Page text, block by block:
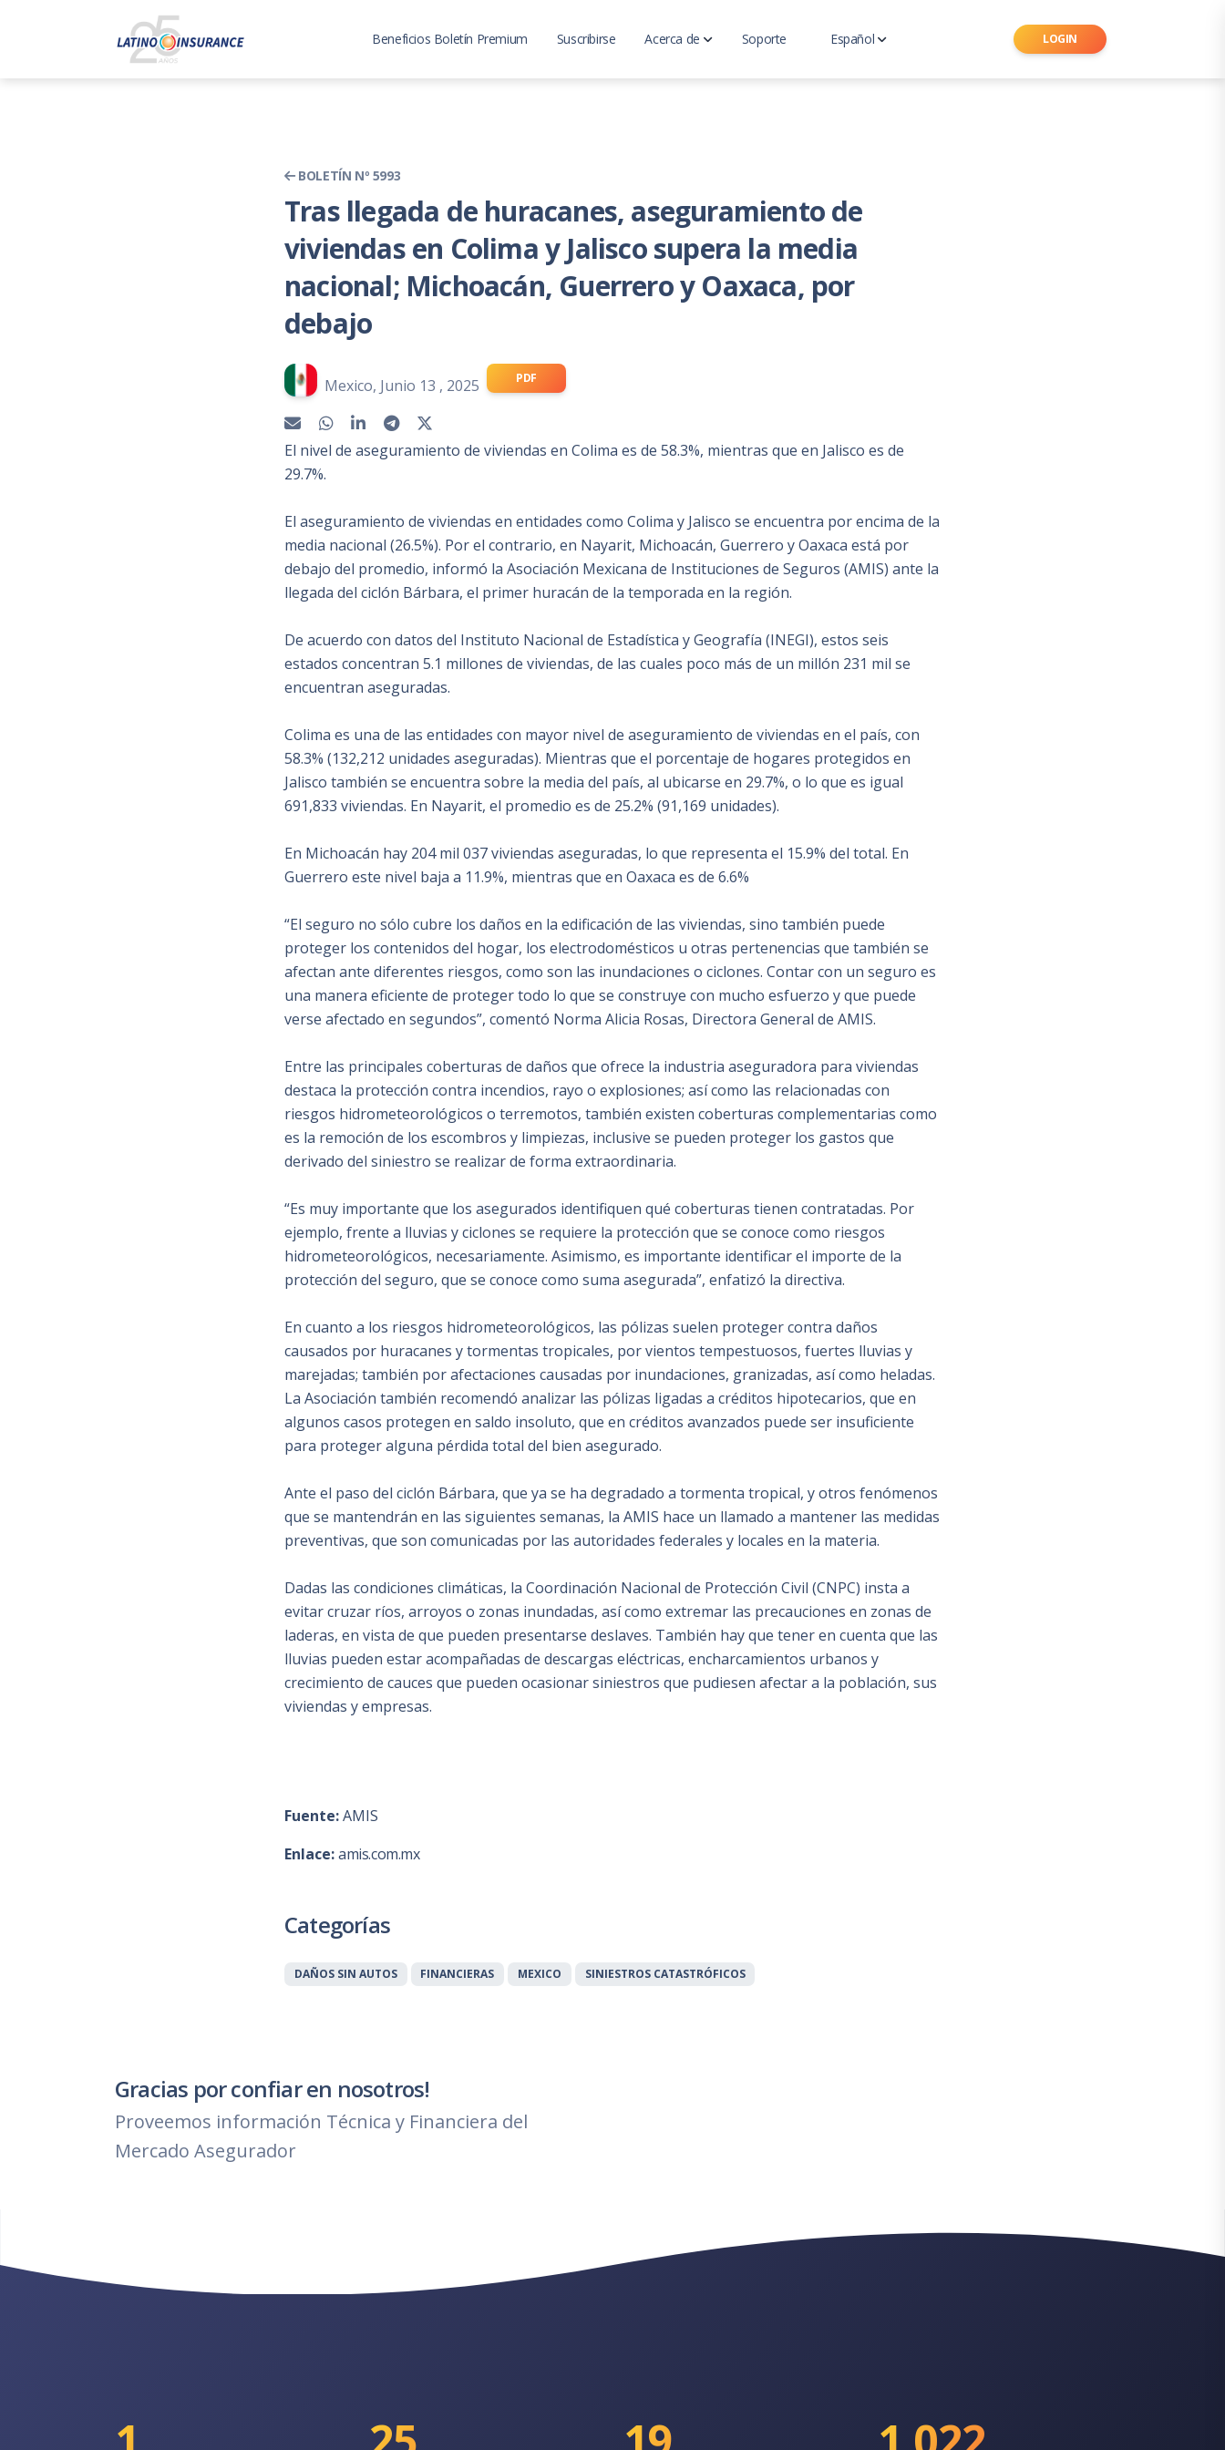
Beneficios Boletín Premium Suscribirse Acerca de Soporte Español LOGIN
BOLETÍN Nº 5993
Tras llegada de huracanes, aseguramiento de
viviendas en Colima y Jalisco supera la media
nacional; Michoacán, Guerrero y Oaxaca, por
debajo
Mexico, Junio 13 , 2025 PDF
El nivel de aseguramiento de viviendas en Colima es de 58.3%, mientras que en Jalisco es de
29.7%.
El aseguramiento de viviendas en entidades como Colima y Jalisco se encuentra por encima de la
media nacional (26.5%). Por el contrario, en Nayarit, Michoacán, Guerrero y Oaxaca está por
debajo del promedio, informó la Asociación Mexicana de Instituciones de Seguros (AMIS) ante la
llegada del ciclón Bárbara, el primer huracán de la temporada en la región.
De acuerdo con datos del Instituto Nacional de Estadística y Geografía (INEGI), estos seis
estados concentran 5.1 millones de viviendas, de las cuales poco más de un millón 231 mil se
encuentran aseguradas.
Colima es una de las entidades con mayor nivel de aseguramiento de viviendas en el país, con
58.3% (132,212 unidades aseguradas). Mientras que el porcentaje de hogares protegidos en
Jalisco también se encuentra sobre la media del país, al ubicarse en 29.7%, o lo que es igual
691,833 viviendas. En Nayarit, el promedio es de 25.2% (91,169 unidades).
En Michoacán hay 204 mil 037 viviendas aseguradas, lo que representa el 15.9% del total. En
Guerrero este nivel baja a 11.9%, mientras que en Oaxaca es de 6.6%
“El seguro no sólo cubre los daños en la edificación de las viviendas, sino también puede
proteger los contenidos del hogar, los electrodomésticos u otras pertenencias que también se
afectan ante diferentes riesgos, como son las inundaciones o ciclones. Contar con un seguro es
una manera eficiente de proteger todo lo que se construye con mucho esfuerzo y que puede
verse afectado en segundos”, comentó Norma Alicia Rosas, Directora General de AMIS.
Entre las principales coberturas de daños que ofrece la industria aseguradora para viviendas
destaca la protección contra incendios, rayo o explosiones; así como las relacionadas con
riesgos hidrometeorológicos o terremotos, también existen coberturas complementarias como
es la remoción de los escombros y limpiezas, inclusive se pueden proteger los gastos que
derivado del siniestro se realizar de forma extraordinaria.
“Es muy importante que los asegurados identifiquen qué coberturas tienen contratadas. Por
ejemplo, frente a lluvias y ciclones se requiere la protección que se conoce como riesgos
hidrometeorológicos, necesariamente. Asimismo, es importante identificar el importe de la
protección del seguro, que se conoce como suma asegurada”, enfatizó la directiva.
En cuanto a los riesgos hidrometeorológicos, las pólizas suelen proteger contra daños
causados por huracanes y tormentas tropicales, por vientos tempestuosos, fuertes lluvias y
marejadas; también por afectaciones causadas por inundaciones, granizadas, así como heladas.
La Asociación también recomendó analizar las pólizas ligadas a créditos hipotecarios, que en
algunos casos protegen en saldo insoluto, que en créditos avanzados puede ser insuficiente
para proteger alguna pérdida total del bien asegurado.
Ante el paso del ciclón Bárbara, que ya se ha degradado a tormenta tropical, y otros fenómenos
que se mantendrán en las siguientes semanas, la AMIS hace un llamado a mantener las medidas
preventivas, que son comunicadas por las autoridades federales y locales en la materia.
Dadas las condiciones climáticas, la Coordinación Nacional de Protección Civil (CNPC) insta a
evitar cruzar ríos, arroyos o zonas inundadas, así como extremar las precauciones en zonas de
laderas, en vista de que pueden presentarse deslaves. También hay que tener en cuenta que las
lluvias pueden estar acompañadas de descargas eléctricas, encharcamientos urbanos y
crecimiento de cauces que pueden ocasionar siniestros que pudiesen afectar a la población, sus
viviendas y empresas.
Fuente:AMIS
Enlace:amis.com.mx
Categorías
DAÑOS SIN AUTOS FINANCIERAS MEXICO SINIESTROS CATASTRÓFICOS
Gracias por confiar en nosotros!
Proveemos información Técnica y Financiera del
Mercado Asegurador